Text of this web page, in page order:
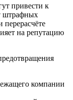
привести к
штрафных
на репутацию
компании